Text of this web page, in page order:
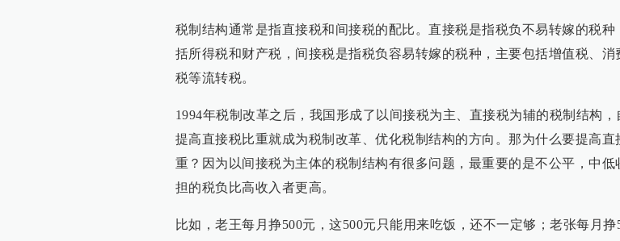
税制结构通常是指直接税和间接税的配比。直接税是指税负不易转嫁的税种
括所得税和财产税，间接税是指税负容易转嫁的税种，主要包括增值税、消
税等流转税。
1994年税制改革之后，我国形成了以间接税为主、直接税为辅的税制结构，
提高直接税比重就成为税制改革、优化税制结构的方向。那为什么要提高直
重？因为以间接税为主体的税制结构有很多问题，最重要的是不公平，中低
担的税负比高收入者更高。
比如，老王每月挣500元，这500元只能用来吃饭，还不一定够；老张每月挣